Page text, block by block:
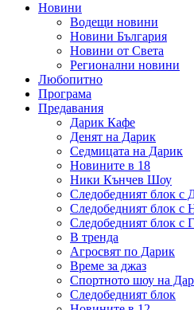
Новини
Водещи новини
Новини България
Новини от Света
Регионални новини
Любопитно
Програма
Предавания
Дарик Кафе
Денят на Дарик
Седмицата на Дарик
Новините в 18
Ники Кънчев Шоу
Следобедният блок с
Следобедният блок с
Следобедният блок с
В тренда
Агросвят по Дарик
Време за джаз
Спортното шоу на
Следобедният блок